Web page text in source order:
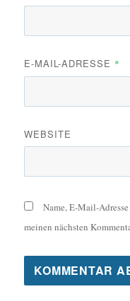
E-MAIL-ADRESSE *
WEBSITE
Name, E-Mail-
meinen nächsten